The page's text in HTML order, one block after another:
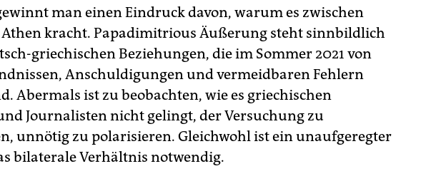
man einen Eindruck davon, warum es zwischen
kracht. Papadimitrious Äußerung steht sinnbildlich
griechischen Beziehungen, die im Sommer 2021 von
Anschuldigungen und vermeidbaren Fehlern
Abermals ist zu beobachten, wie es griechischen
Journalisten nicht gelingt, der Versuchung zu
unnötig zu polarisieren. Gleichwohl ist ein unaufgeregter
bilaterale Verhältnis notwendig.